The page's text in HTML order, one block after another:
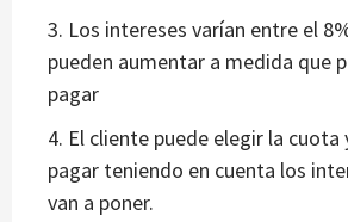
Los intereses varían entre el
pueden aumentar a medida que
pagar
El cliente puede elegir la cuota
pagar teniendo en cuenta los
van a poner.